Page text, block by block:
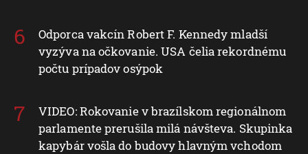
Odporca vakcín Robert F. Kennedy mladší
vyzýva na očkovanie. USA čelia rekordnému
počtu prípadov osýpok
VIDEO: Rokovanie v brazílskom regionálnom
parlamente prerušila milá návšteva. Skupinka
kapybár vošla do budovy hlavným vchodom